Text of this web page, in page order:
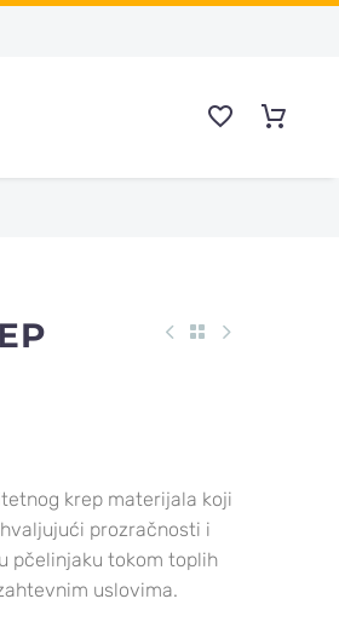
krep materijala koji
prozračnosti i
pčelinjaku tokom toplih
uslovima.